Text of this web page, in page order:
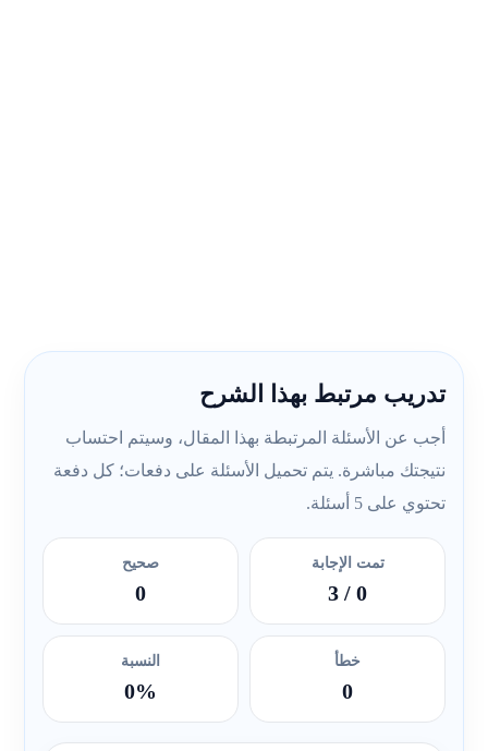
تدريب مرتبط بهذا الشرح
أجب عن الأسئلة المرتبطة بهذا المقال، وسيتم احتساب
نتيجتك مباشرة. يتم تحميل الأسئلة على دفعات؛ كل دفعة
تحتوي على 5 أسئلة.
تمت الإجابة
0
/ 3
صحيح
0
خطأ
0
النسبة
0%